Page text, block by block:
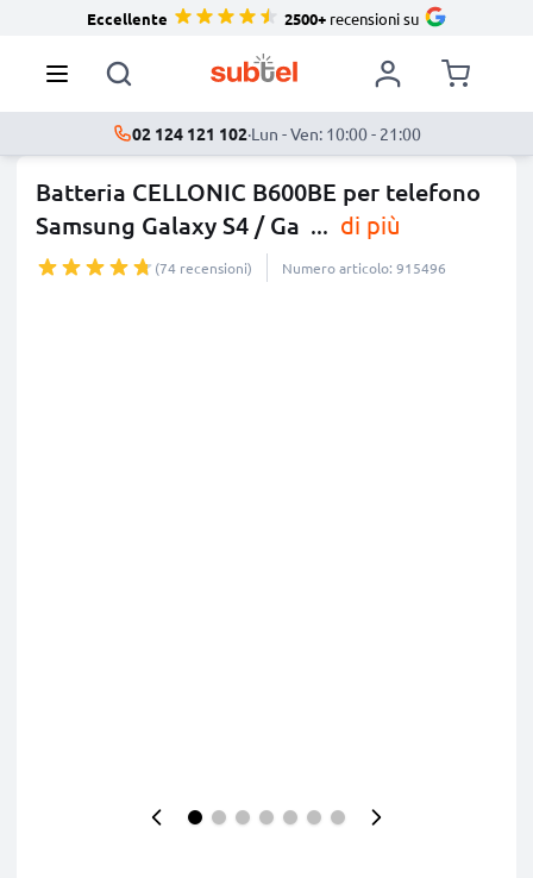
Eccellente 2500+recensioni su
02 124 121 102·Lun - Ven: 10:00 - 21:00
Batteria CELLONIC B600BE per telefono
Samsung Galaxy S4 / Ga ... di più
(74 recensioni) Numero articolo: 915496